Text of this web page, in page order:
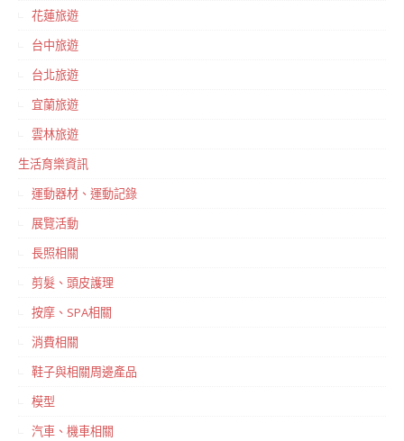
花蓮旅遊
台中旅遊
台北旅遊
宜蘭旅遊
雲林旅遊
生活育樂資訊
運動器材、運動記錄
展覽活動
長照相關
剪髮、頭皮護理
按摩、SPA相關
消費相關
鞋子與相關周邊產品
模型
汽車、機車相關